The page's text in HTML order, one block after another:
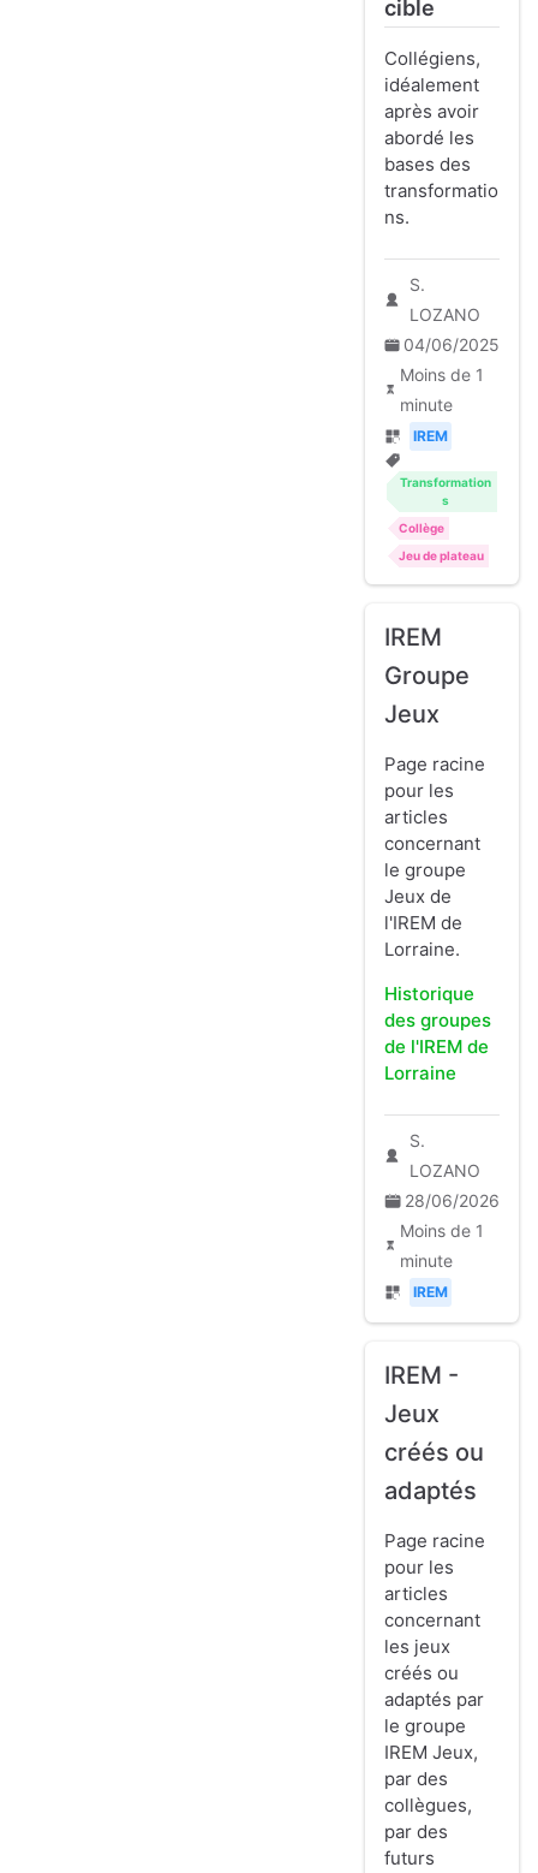
cible
Collégiens,
idéalement
après avoir
abordé les
bases des
transformatio
ns.
S.
LOZANO
04/06/2025
Moins de 1
minute
IREM
Transformation
s
Collège
Jeu de plateau
IREM
Groupe
Jeux
Page racine
pour les
articles
concernant
le groupe
Jeux de
l'IREM de
Lorraine.
Historique
des groupes
de l'IREM de
Lorraine
S.
LOZANO
28/06/2026
Moins de 1
minute
IREM
IREM -
Jeux
créés ou
adaptés
Page racine
pour les
articles
concernant
les jeux
créés ou
adaptés par
le groupe
IREM Jeux,
par des
collègues,
par des
futurs